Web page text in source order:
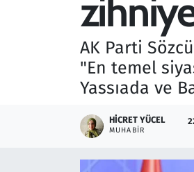
AK Parti
"En temel
Yassıada ve
HICRET YÜCEL
MUHABIR
Televizyon